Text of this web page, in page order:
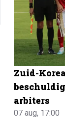
Zuid-
arbiters
07 aug, 17:00